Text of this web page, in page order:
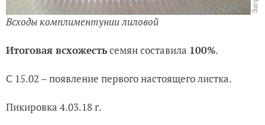
Всходы комплиментунии лиловой
Итоговая всхожестьсемян составила 100%.
С 15.02 – появление первого настоящего листка.
Пикировка 4.03.18 г.